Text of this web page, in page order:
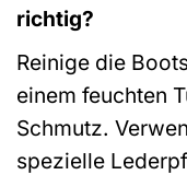
richtig?
Reinige die
einem feuchten
Schmutz.
spezielle